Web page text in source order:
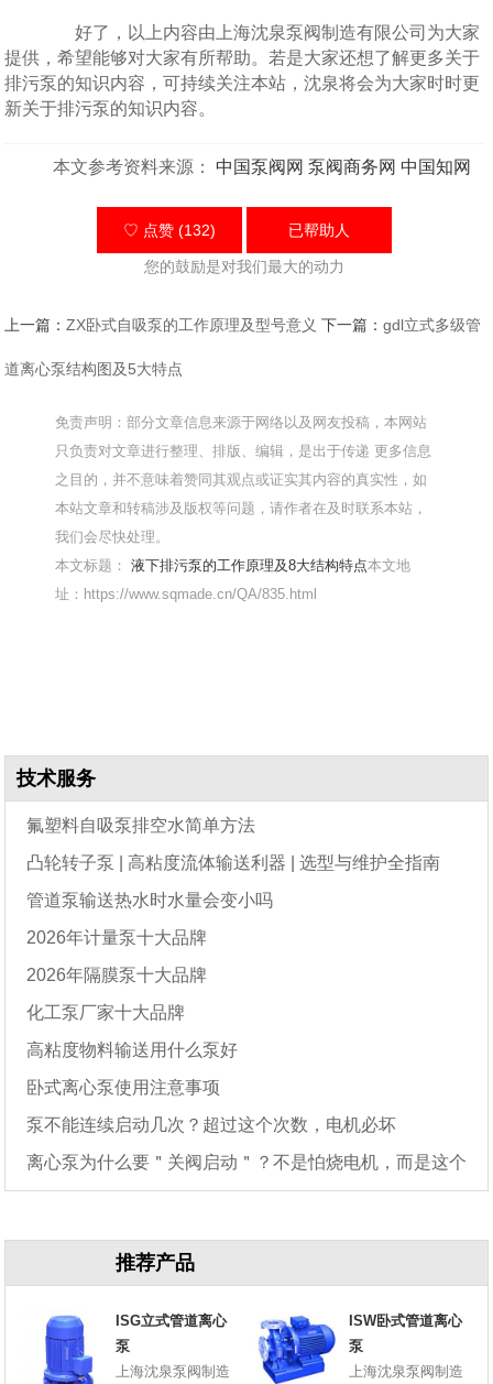
好了，以上内容由上海沈泉泵阀制造有限公司为大家
提供，希望能够对大家有所帮助。若是大家还想了解更多关于
排污泵的知识内容，可持续关注本站，沈泉将会为大家时时更
新关于排污泵的知识内容。
本文参考资料来源： 中国泵阀网 泵阀商务网 中国知网
♡ 点赞 (132) 已帮助 人
您的鼓励是对我们最大的动力
上一篇：ZX卧式自吸泵的工作原理及型号意义 下一篇：gdl立式多级管
道离心泵结构图及5大特点
免责声明：部分文章信息来源于网络以及网友投稿，本网站
只负责对文章进行整理、排版、编辑，是出于传递 更多信息
之目的，并不意味着赞同其观点或证实其内容的真实性，如
本站文章和转稿涉及版权等问题，请作者在及时联系本站，
我们会尽快处理。
本文标题：液下排污泵的工作原理及8大结构特点本文地
址：https://www.sqmade.cn/QA/835.html
技术服务
氟塑料自吸泵排空水简单方法
凸轮转子泵 | 高粘度流体输送利器 | 选型与维护全指南
管道泵输送热水时水量会变小吗
2026年计量泵十大品牌
2026年隔膜泵十大品牌
化工泵厂家十大品牌
高粘度物料输送用什么泵好
卧式离心泵使用注意事项
泵不能连续启动几次？超过这个次数，电机必坏
离心泵为什么要＂关阀启动＂？不是怕烧电机，而是这个
推荐产品
ISG立式管道离心
泵
上海沈泉泵阀制造
ISW卧式管道离心
泵
上海沈泉泵阀制造